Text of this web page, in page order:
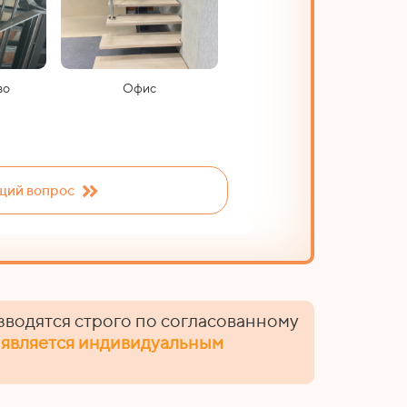
Офис
вопрос
строго по согласованному
индивидуальным